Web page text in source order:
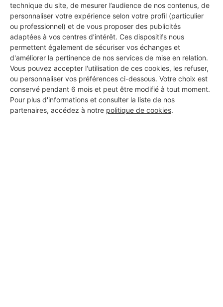
technique du site, de mesurer l’audience de nos contenus, de
personnaliser votre expérience selon votre profil (particulier
ou professionnel) et de vous proposer des publicités
adaptées à vos centres d’intérêt. Ces dispositifs nous
permettent également de sécuriser vos échanges et
d'améliorer la pertinence de nos services de mise en relation.
Vous pouvez accepter l'utilisation de ces cookies, les refuser,
ou personnaliser vos préférences ci-dessous. Votre choix est
conservé pendant 6 mois et peut être modifié à tout moment.
Pour plus d'informations et consulter la liste de nos
partenaires, accédez à notre politique de cookies.
12 ans d'expérience
Voir sa fiche
KLEIM JACKY
Obernai